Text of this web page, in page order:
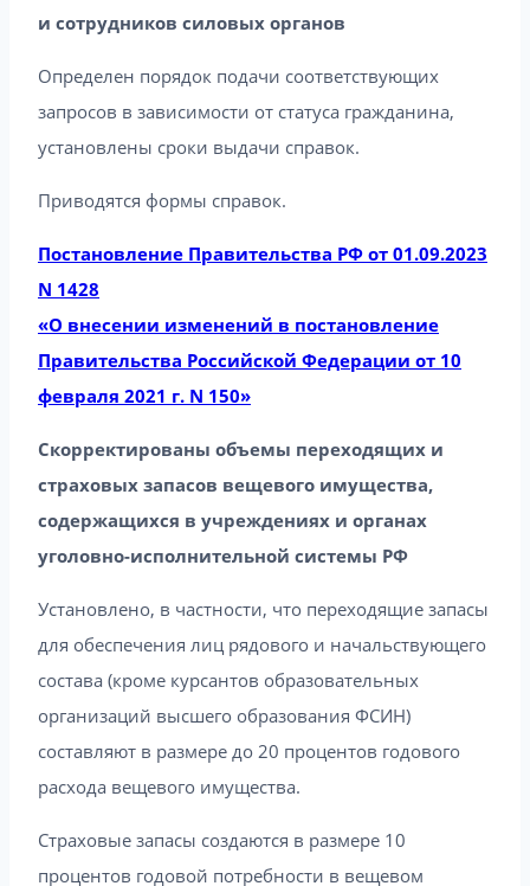
и сотрудников силовых органов
Определен порядок подачи соответствующих
запросов в зависимости от статуса гражданина,
установлены сроки выдачи справок.
Приводятся формы справок.
Постановление Правительства РФ от 01.09.2023
N 1428
«О внесении изменений в постановление
Правительства Российской Федерации от 10
февраля 2021 г. N 150»
Скорректированы объемы переходящих и
страховых запасов вещевого имущества,
содержащихся в учреждениях и органах
уголовно-исполнительной системы РФ
Установлено, в частности, что переходящие запасы
для обеспечения лиц рядового и начальствующего
состава (кроме курсантов образовательных
организаций высшего образования ФСИН)
составляют в размере до 20 процентов годового
расхода вещевого имущества.
Страховые запасы создаются в размере 10
процентов годовой потребности в вещевом